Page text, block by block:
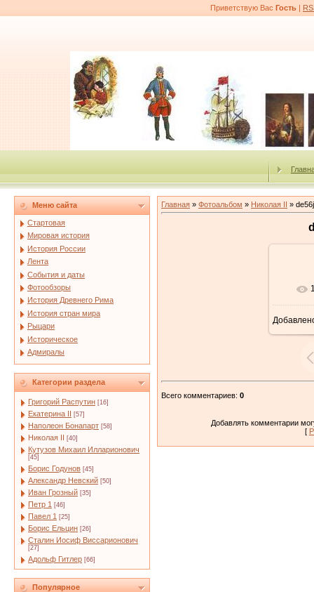
Приветствую Вас Гость |
Меню сайта
Стартовая
Мировая история
История России
Лента
События и даты
Фотообзоры
История Древнего Рима
История стран мира
Рыцари
Историческое
Адмиралы
Категории раздела
Григорий Распутин [16]
Екатерина II [57]
Наполеон Бонапарт [58]
Николая II [40]
Кутузов Михаил Илларионович
[45]
Борис Годунов [45]
Александр Невский [50]
Иван Грозный [35]
Петр 1 [46]
Павел 1 [25]
Борис Ельцин [26]
Сталин Иосиф Виссарионович
[27]
Адольф Гитлер [66]
Популярное
Главная » Фотоальбом » Николая II »
Всего комментариев: 0
Добавлять комментарии
[